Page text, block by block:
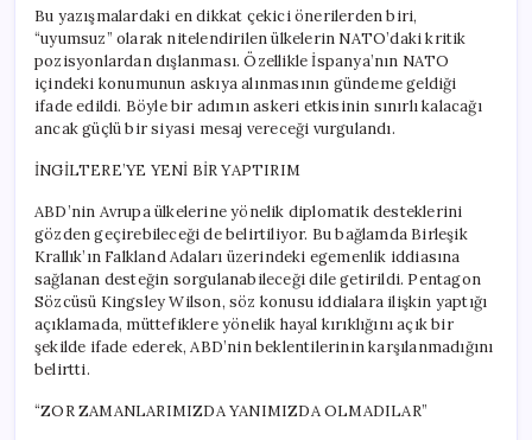
Bu yazışmalardaki en dikkat çekici önerilerden biri,
“uyumsuz” olarak nitelendirilen ülkelerin NATO’daki kritik
pozisyonlardan dışlanması. Özellikle İspanya’nın NATO
içindeki konumunun askıya alınmasının gündeme geldiği
ifade edildi. Böyle bir adımın askeri etkisinin sınırlı kalacağı
ancak güçlü bir siyasi mesaj vereceği vurgulandı.
İNGİLTERE’YE YENİ BİR YAPTIRIM
ABD’nin Avrupa ülkelerine yönelik diplomatik desteklerini
gözden geçirebileceği de belirtiliyor. Bu bağlamda Birleşik
Krallık’ın Falkland Adaları üzerindeki egemenlik iddiasına
sağlanan desteğin sorgulanabileceği dile getirildi. Pentagon
Sözcüsü Kingsley Wilson, söz konusu iddialara ilişkin yaptığı
açıklamada, müttefiklere yönelik hayal kırıklığını açık bir
şekilde ifade ederek, ABD’nin beklentilerinin karşılanmadığını
belirtti.
“ZOR ZAMANLARIMIZDA YANIMIZDA OLMADILAR”